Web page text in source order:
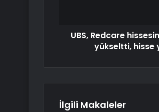
UBS, Redcare
yükseltti, hisse
İlgili Makaleler